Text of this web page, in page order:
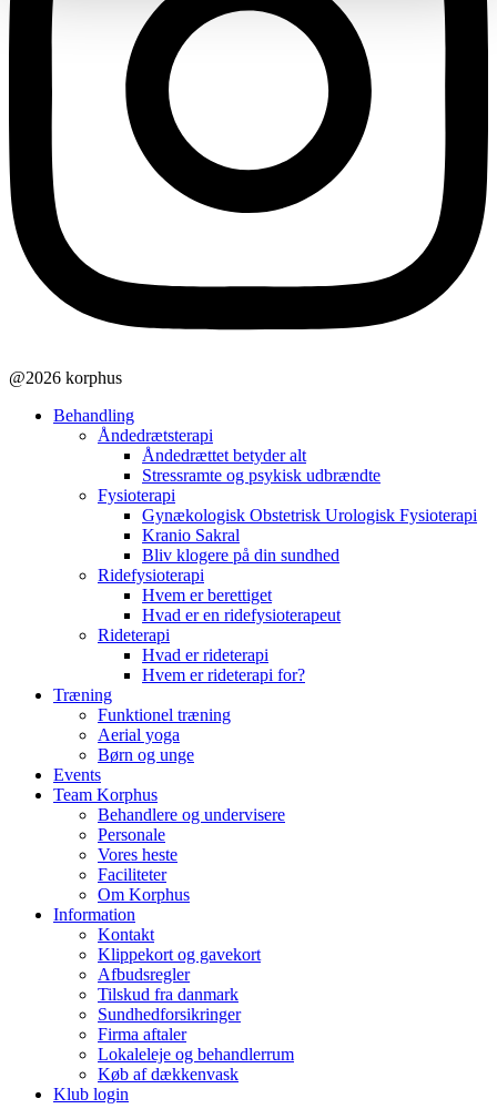
@2026 korphus
Behandling
Åndedrætsterapi
Åndedrættet betyder alt
Stressramte og psykisk udbrændte
Fysioterapi
Gynækologisk Obstetrisk Urologisk Fysioterapi
Kranio Sakral
Bliv klogere på din sundhed
Ridefysioterapi
Hvem er berettiget
Hvad er en ridefysioterapeut
Rideterapi
Hvad er rideterapi
Hvem er rideterapi for?
Træning
Funktionel træning
Aerial yoga
Børn og unge
Events
Team Korphus
Behandlere og undervisere
Personale
Vores heste
Faciliteter
Om Korphus
Information
Kontakt
Klippekort og gavekort
Afbudsregler
Tilskud fra danmark
Sundhedforsikringer
Firma aftaler
Lokaleleje og behandlerrum
Køb af dækkenvask
Klub login